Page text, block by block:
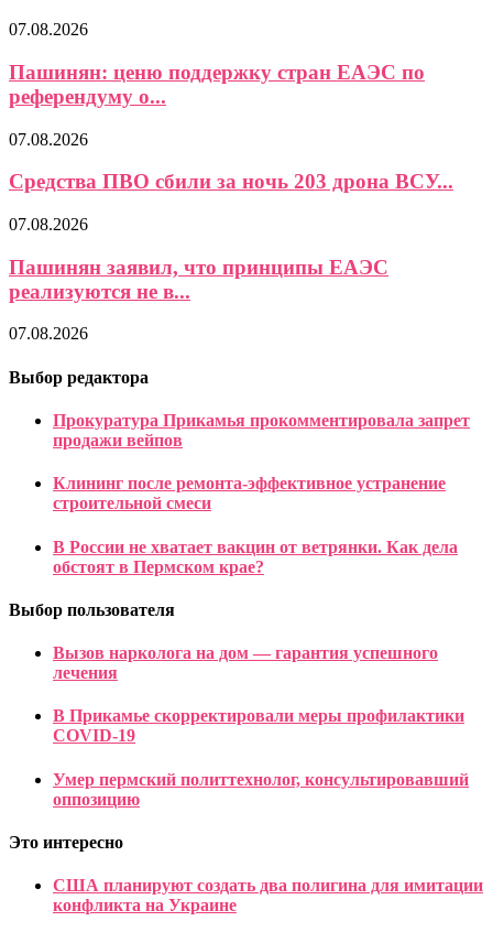
07.08.2026
Пашинян: ценю поддержку стран ЕАЭС по
референдуму о...
07.08.2026
Средства ПВО сбили за ночь 203 дрона ВСУ...
07.08.2026
Пашинян заявил, что принципы ЕАЭС
реализуются не в...
07.08.2026
Выбор редактора
Прокуратура Прикамья прокомментировала запрет
продажи вейпов
Клининг после ремонта-эффективное устранение
строительной смеси
В России не хватает вакцин от ветрянки. Как дела
обстоят в Пермском крае?
Выбор пользователя
Вызов нарколога на дом — гарантия успешного
лечения
В Прикамье скорректировали меры профилактики
COVID-19
Умер пермский политтехнолог, консультировавший
оппозицию
Это интересно
США планируют создать два полигина для имитации
конфликта на Украине